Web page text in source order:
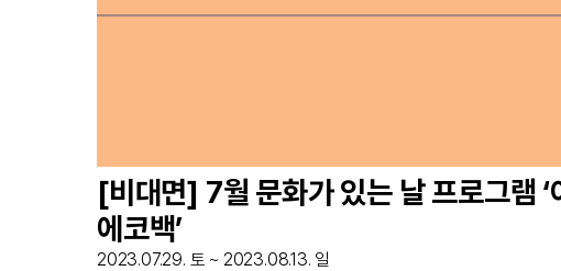
[비대면] 7월 문화가 있는 날 프로그램 ‘
에코백’
2023.07.29. 토 ~ 2023.08.13. 일